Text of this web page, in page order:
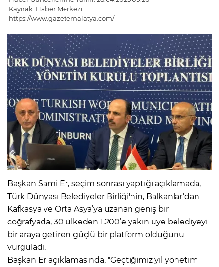
Kaynak: Haber Merkezi
https://www.gazetemalatya.com/
Başkan Sami Er, seçim sonrası yaptığı açıklamada,
Türk Dünyası Belediyeler Birliği'nin, Balkanlar’dan
Kafkasya ve Orta Asya’ya uzanan geniş bir
coğrafyada, 30 ülkeden 1.200’e yakın üye belediyeyi
bir araya getiren güçlü bir platform olduğunu
vurguladı.
Başkan Er açıklamasında, "Geçtiğimiz yıl yönetim